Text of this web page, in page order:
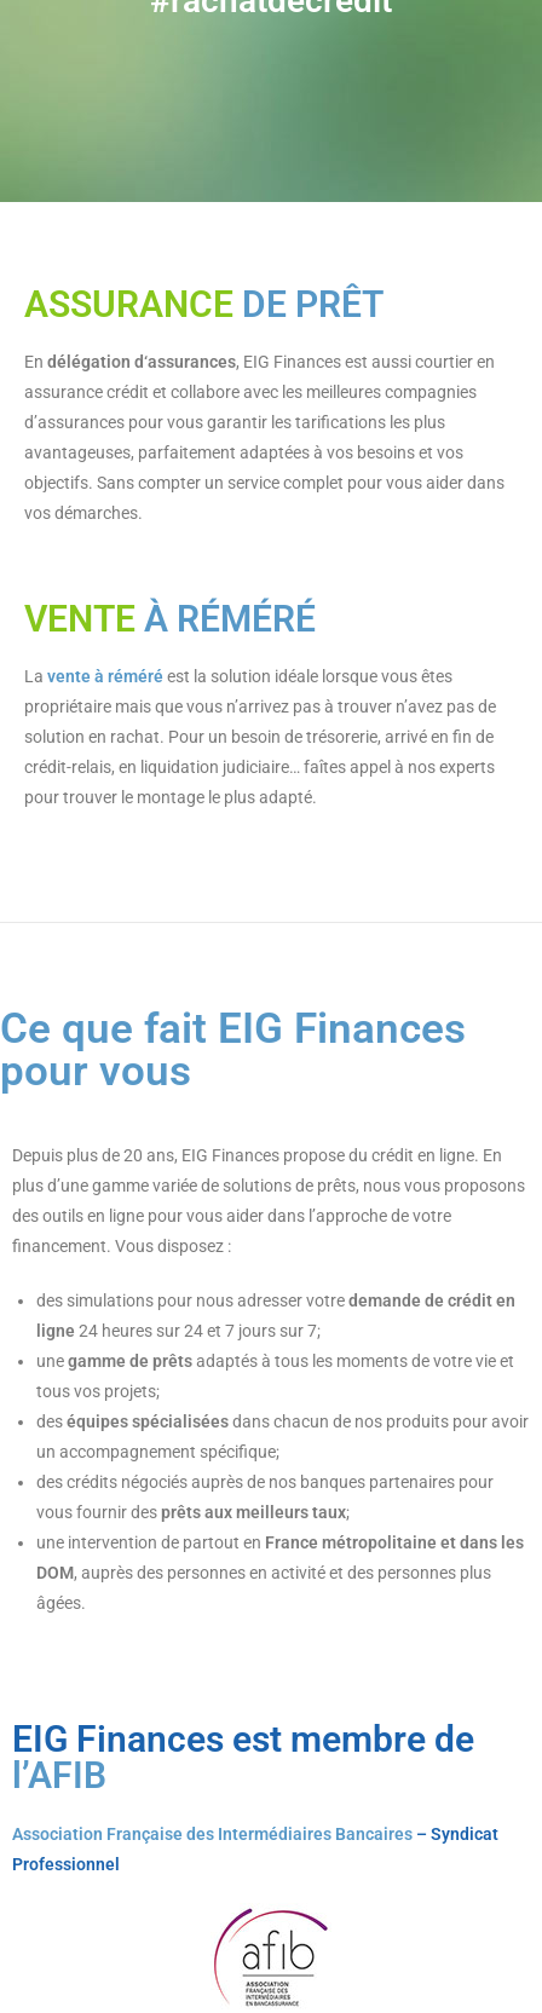
ASSURANCE DE PRÊT
En délégation d‘assurances, EIG Finances est aussi courtier en
assurance crédit et collabore avec les meilleures compagnies
d’assurances pour vous garantir les tarifications les plus
avantageuses, parfaitement adaptées à vos besoins et vos
objectifs. Sans compter un service complet pour vous aider dans
vos démarches.
VENTE À RÉMÉRÉ
La vente à réméré est la solution idéale lorsque vous êtes
propriétaire mais que vous n’arrivez pas à trouver n’avez pas de
solution en rachat. Pour un besoin de trésorerie, arrivé en fin de
crédit-relais, en liquidation judiciaire… faîtes appel à nos experts
pour trouver le montage le plus adapté.
Ce que fait EIG Finances
pour vous
Depuis plus de 20 ans, EIG Finances propose du crédit en ligne. En
plus d’une gamme variée de solutions de prêts, nous vous proposons
des outils en ligne pour vous aider dans l’approche de votre
financement. Vous disposez :
des simulations pour nous adresser votredemande de crédit en
ligne 24 heures sur 24 et 7 jours sur 7;
unegamme de prêtsadaptés à tous les moments de votre vie et
tous vos projets;
deséquipes spécialiséesdans chacun de nos produits pour avoir
un accompagnement spécifique;
des crédits négociés auprès de nos banques partenaires pour
vous fournir desprêts aux meilleurs taux;
une intervention de partout en France métropolitaine et dans les
DOM, auprès des personnes en activité et des personnes plus
âgées.
EIG Finances est membre de
l’AFIB
Association Française des Intermédiaires Bancaires – Syndicat
Professionnel